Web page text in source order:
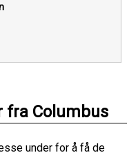
fra Columbus
under for å få de